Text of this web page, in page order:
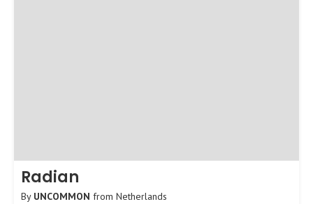
Radian
By UNCOMMON from Netherlands